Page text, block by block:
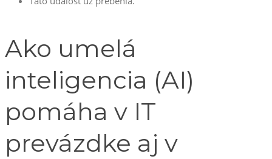
Ako umelá
inteligencia (AI)
pomáha v IT
prevázdke aj v